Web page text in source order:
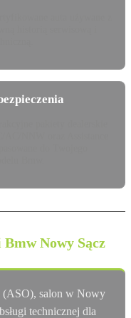
Nowy Sącz
(ASO), salon w Nowy
technicznej dla